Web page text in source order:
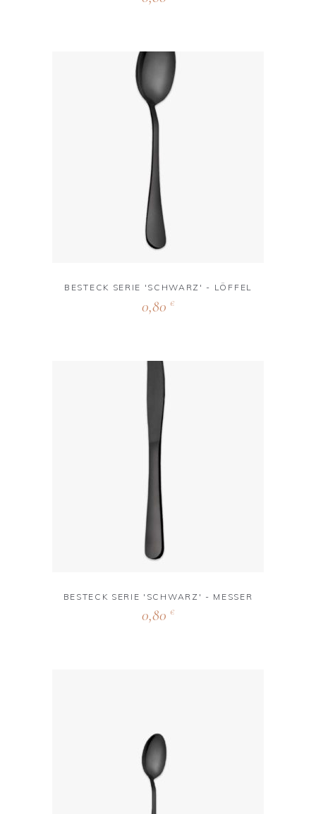
BESTECK SERIE 'SCHWARZ' - LÖFFEL
0,80 €
BESTECK SERIE 'SCHWARZ' - MESSER
0,80 €